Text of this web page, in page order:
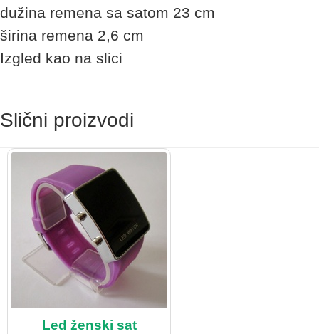
dužina remena sa satom 23 cm
širina remena 2,6 cm
Izgled kao na slici
Slični proizvodi
Led ženski sat